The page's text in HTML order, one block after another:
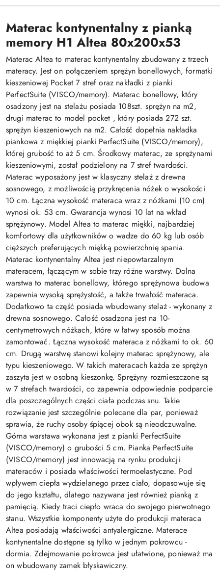
Materac kontynentalny z pianką
memory H1 Altea 80x200x53
Materac Altea to materac kontynentalny zbudowany z trzech
materacy. Jest on połączeniem sprężyn bonellowych, formatki
kieszeniowej Pocket 7 stref oraz nakładki z pianki
PerfectSuite (VISCO/memory). Materac bonellowy, który
osadzony jest na stelażu posiada 108szt. sprężyn na m2,
drugi materac to model pocket , który posiada 272 szt.
sprężyn kieszeniowych na m2. Całość dopełnia nakładka
piankowa z miękkiej pianki PerfectSuite (VISCO/memory),
której grubość to aż 5 cm. Środkowy materac, ze sprężynami
kieszeniowymi, został podzielony na 7 stref twardości.
Materac wyposażony jest w klasyczny stelaż z drewna
sosnowego, z możliwością przykręcenia nóżek o wysokości
10 cm. Łączna wysokość materaca wraz z nóżkami (10 cm)
wynosi ok. 53 cm. Gwarancja wynosi 10 lat na wkład
sprężynowy. Model Altea to materac miękki, najbardziej
komfortowy dla użytkowników o wadze do 60 kg lub osób
cięższych preferujących miękką powierzchnię spania.
Materac kontynentalny Altea jest niepowtarzalnym
materacem, łączącym w sobie trzy różne warstwy. Dolna
warstwa to materac bonellowy, którego sprężynowa budowa
zapewnia wysoką sprężystość, a także trwałość materaca.
Dodatkowo ta część posiada wbudowany stelaż - wykonany z
drewna sosnowego. Całość osadzona jest na 10-
centymetrowych nóżkach, które w łatwy sposób można
zamontować. Łączna wysokość materaca z nóżkami to ok. 60
cm. Drugą warstwę stanowi kolejny materac sprężynowy, ale
typu kieszeniowego. W takich materacach każda ze sprężyn
zaszyta jest w osobną kieszonkę. Sprężyny rozmieszczone są
w 7 strefach twardości, co zapewnia odpowiednie podparcie
dla poszczególnych części ciała podczas snu. Takie
rozwiązanie jest szczególnie polecane dla par, ponieważ
sprawia, że ruchy osoby śpiącej obok są nieodczuwalne.
Górna warstawa wykonana jest z pianki PerfectSuite
(VISCO/memory) o grubości 5 cm. Pianka PerfectSuite
(VISCO/memory) jest innowacją na rynku produkcji
materaców i posiada właściwości termoelastyczne. Pod
wpływem ciepła wydzielanego przez ciało, dopasowuje się
do jego kształtu, dlatego nazywana jest również pianką z
pamięcią. Kiedy traci ciepło wraca do swojego pierwotnego
stanu. Wszystkie komponenty użyte do produkcji materaca
Altea posiadają właściwości antyalergiczne. Materace
kontynentalne dostępne są tylko w jednym pokrowcu -
dormia. Zdejmowanie pokrowca jest ułatwione, ponieważ ma
on wbudowany zamek błyskawiczny.